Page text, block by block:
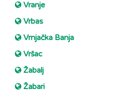
Vranje
Vrbas
Vrnjačka Banja
Vršac
Žabalj
Žabari